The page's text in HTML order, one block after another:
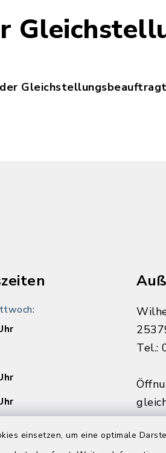
einsetzen, um eine optimale
Tel.: